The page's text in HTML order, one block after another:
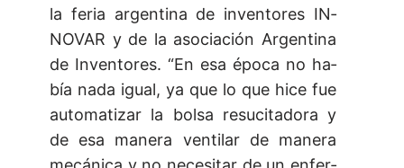
la fe­ria ar­gen­ti­na de in­ven­to­res IN­
NO­VAR y de la aso­cia­ción Ar­gen­ti­na
de In­ven­to­res. “En esa épo­ca no ha­
bía na­da igual, ya que lo que hi­ce fue
au­to­ma­ti­zar la bol­sa re­su­ci­ta­do­ra y
de esa ma­ne­ra ven­ti­lar de ma­ne­ra